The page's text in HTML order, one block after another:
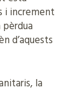
i increment
d’aquests
la